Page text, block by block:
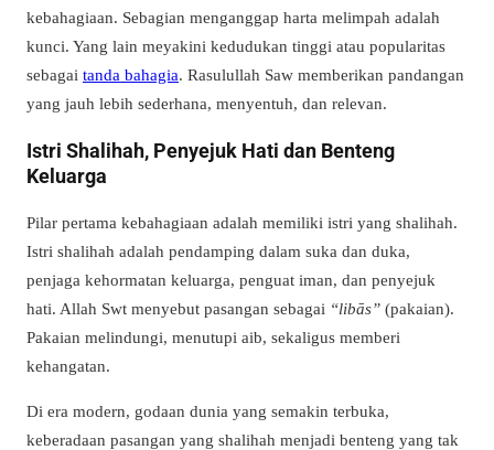
kebahagiaan. Sebagian menganggap harta melimpah adalah
kunci. Yang lain meyakini kedudukan tinggi atau popularitas
sebagai tanda bahagia. Rasulullah Saw memberikan pandangan
yang jauh lebih sederhana, menyentuh, dan relevan.
Istri Shalihah, Penyejuk Hati dan Benteng
Keluarga
Pilar pertama kebahagiaan adalah memiliki istri yang shalihah.
Istri shalihah adalah pendamping dalam suka dan duka,
penjaga kehormatan keluarga, penguat iman, dan penyejuk
hati. Allah Swt menyebut pasangan sebagai “libās” (pakaian).
Pakaian melindungi, menutupi aib, sekaligus memberi
kehangatan.
Di era modern, godaan dunia yang semakin terbuka,
keberadaan pasangan yang shalihah menjadi benteng yang tak